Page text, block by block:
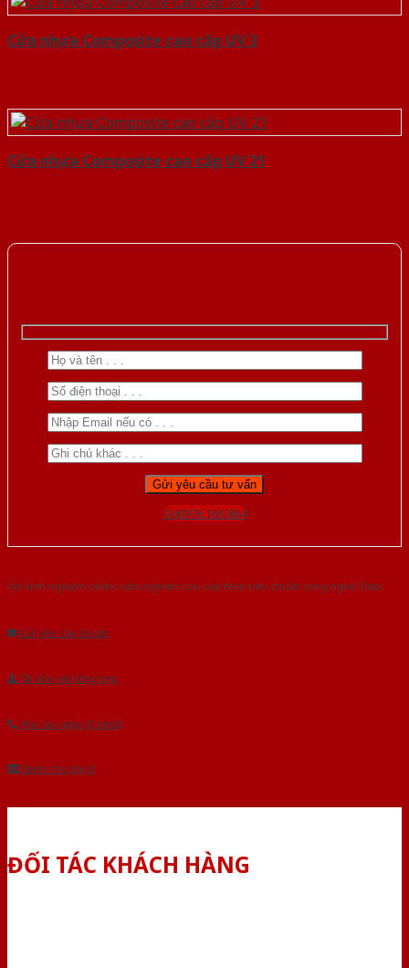
Cửa nhựa Composite cao cấp UV 3
Cửa nhựa Composite cao cấp UV 21
Gọi 0976.169.864
Với kinh nghiệm nhiêu năm nghiên cứu cửa theo tiêu chuẩn công nghệ Châu
Âu.Chúng tôi tự tin là nhà sản xuất & cung cấp hàng đầu tại Việt Nam!
Gửi yêu cầu tư vấn
Tải báo giá tổng hợp
Yêu cầu gọi lại (3 phút)
Dành cho đại lý
ĐỐI TÁC KHÁCH HÀNG